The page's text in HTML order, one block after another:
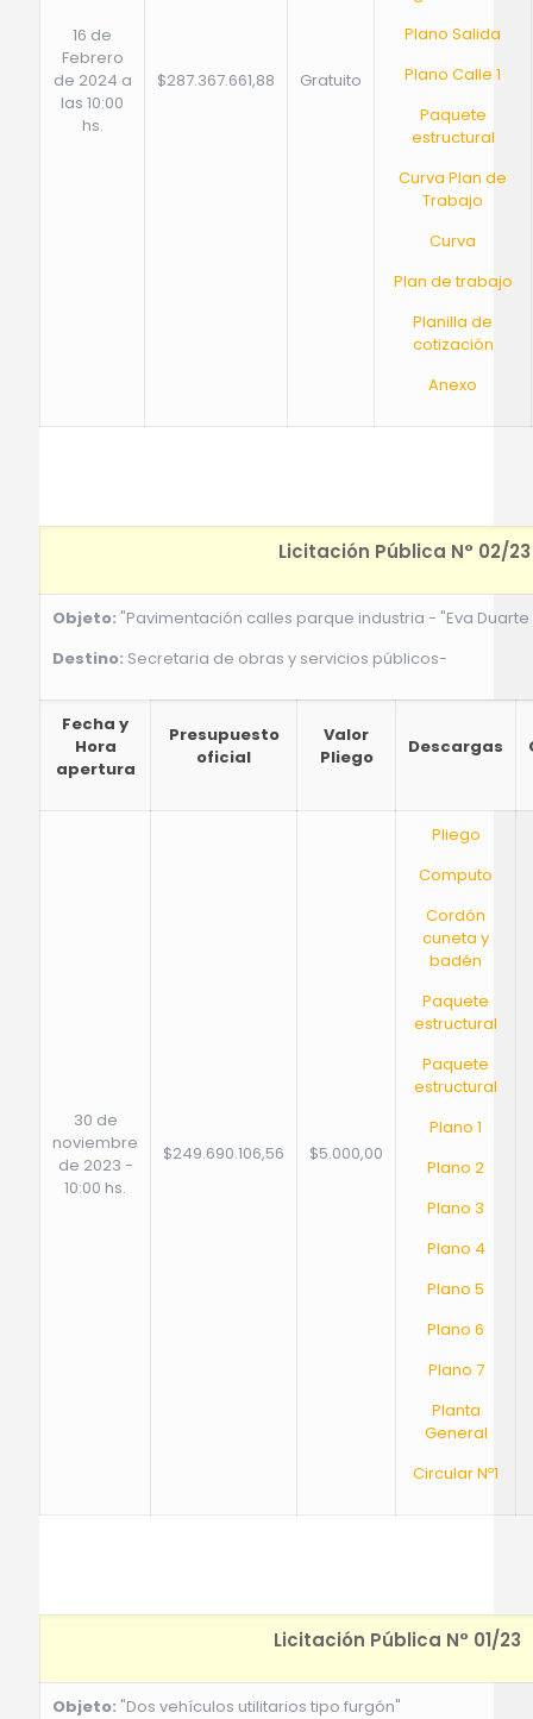
16 de
Febrero
de 2024 a
las 10:00
hs.
$287.367.661,88 Gratuito
Plano Salida
Plano Calle 1
Paquete
estructural
Curva Plan de
Trabajo
Curva
Plan de trabajo
Planilla de
cotización
Anexo
Licitación Pública N° 02/23
Objeto: "Pavimentación calles parque industria - "Eva Duarte
Destino: Secretaria de obras y servicios públicos-
Fecha y
Hora
apertura
Presupuesto
oficial
Valor
Pliego
Descargas
30 de
noviembre
de 2023 -
10:00 hs.
$249.690.106,56 $5.000,00
Pliego
Computo
Cordón
cuneta y
badén
Paquete
estructural
Paquete
estructural
Plano 1
Plano 2
Plano 3
Plano 4
Plano 5
Plano 6
Plano 7
Planta
General
Circular Nº1
Licitación Pública N° 01/23
Objeto: "Dos vehículos utilitarios tipo furgón"